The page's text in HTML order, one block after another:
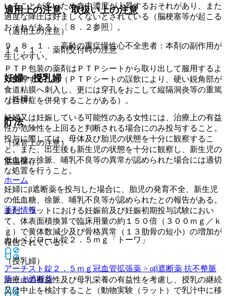
適用上の注意、取扱い上の注意
（適用上の注意）
１４．１． 薬剤交付時の注意
ＰＴＰ包装の薬剤はＰＴＰシートから取り出して服用するよ
う指導すること（ＰＴＰシートの誤飲により、硬い鋭角部が
食道粘膜へ刺入し、更には穿孔をおこして縦隔洞炎等の重篤
な合併症を併発することがある）。
貯法
（保管上の注意）
室温保存。
ホーム
薬剤情報
カルベジロール錠２．５ｍｇ「トーワ」
アーチスト錠２．５ｍｇ 冠血管拡張薬 > αβ遮断薬 抗不整脈
薬 > αβ遮断薬
いることが多いため血中濃度が上昇するおそれがあり、また
過度な降圧は好ましくないとされている（脳梗塞等が起こる
おそれがある）〔８．２参照〕。
９．８．１． 高齢の重症慢性心不全患者：本剤の副作用が
生じやすい。
妊婦・授乳婦
（妊婦）
妊婦又は妊娠している可能性のある女性には、治療上の有益
性が危険性を上回ると判断される場合にのみ投与すること。
投与に際しては、母体及び胎児の状態を十分に観察するこ
と。また、出生後も新生児の状態を十分に観察し、新生児の
低血糖、徐脈、哺乳不良等の異常が認められた場合には適切
な処置を行うこと。
妊婦にβ遮断薬を投与した場合に、胎児の発育不全、新生児
の低血糖、徐脈、哺乳不良等が認められたとの報告がある。
また、ラットにおける妊娠前及び妊娠初期投与試験におい
て、体表面積換算で臨床用量の約１５０倍（３００ｍｇ／ｋ
ｇ）で黄体数減少及び骨格異常（１３肋骨の短小）の増加が
報告されている。
（授乳婦）
治療上の有益性及び母乳栄養の有益性を考慮し、授乳の継続
又は中止を検討すること（動物実験（ラット）で乳汁中に移